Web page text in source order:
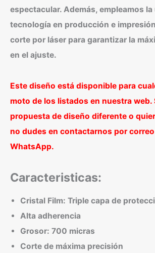
espectacular. Además, empleamos la
tecnología en producción e
corte por láser para garantizar la
en el ajuste.
Este diseño está disponible para
moto de los listados en nuestra web.
propuesta de diseño diferente o
no dudes en contactarnos por
WhatsApp.
Caracteristicas:
Cristal Film: Triple capa de
Alta adherencia
Grosor: 700 micras
Corte de máxima precisión